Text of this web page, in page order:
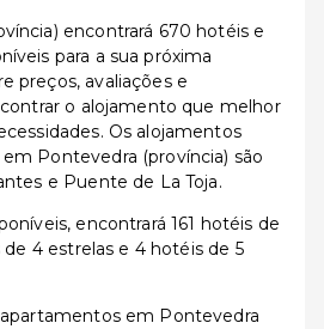
encontrará 670 hotéis e
para a sua próxima
preços, avaliações e
o alojamento que melhor
Os alojamentos
Pontevedra (província) são
e Puente de La Toja.
encontrará 161 hotéis de
4 estrelas e 4 hotéis de 5
em Pontevedra